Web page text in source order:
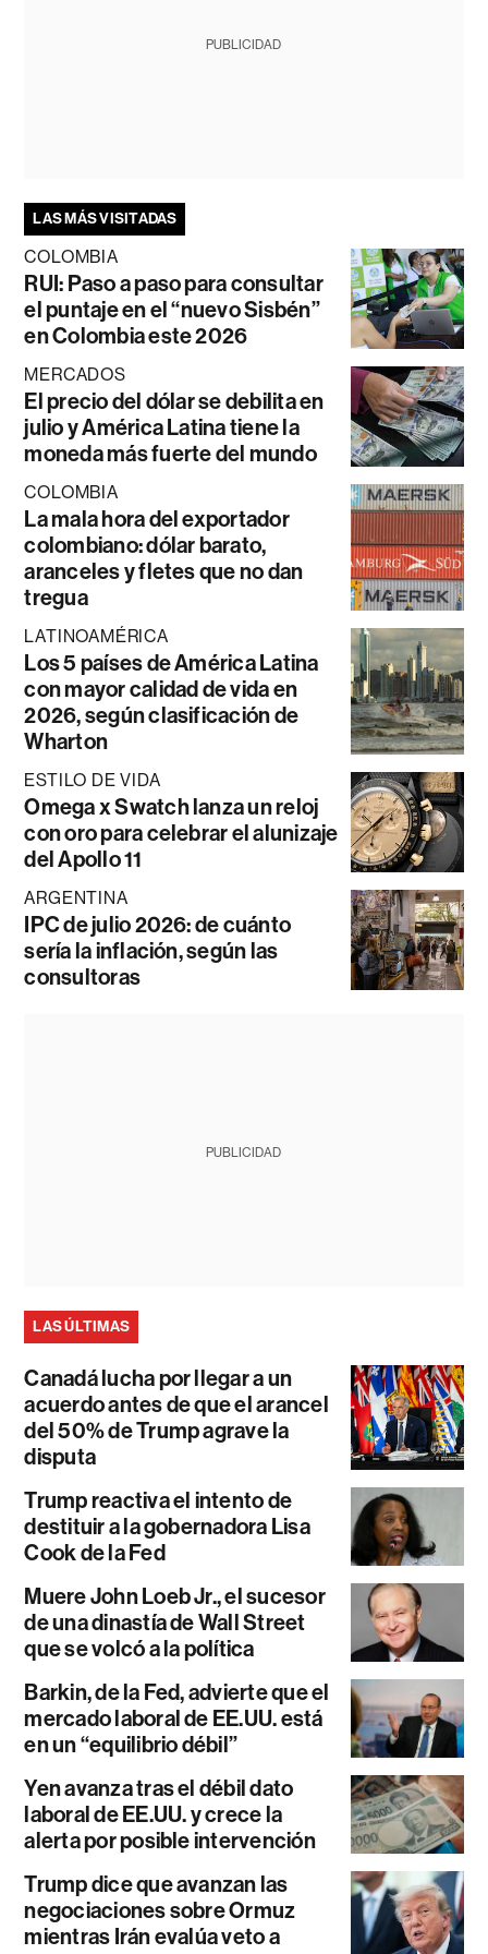
PUBLICIDAD
LAS MÁS VISITADAS
COLOMBIA
RUI: Paso a paso para consultar
el puntaje en el “nuevo Sisbén”
en Colombia este 2026
MERCADOS
El precio del dólar se debilita en
julio y América Latina tiene la
moneda más fuerte del mundo
COLOMBIA
La mala hora del exportador
colombiano: dólar barato,
aranceles y fletes que no dan
tregua
LATINOAMÉRICA
Los 5 países de América Latina
con mayor calidad de vida en
2026, según clasificación de
Wharton
ESTILO DE VIDA
Omega x Swatch lanza un reloj
con oro para celebrar el alunizaje
del Apollo 11
ARGENTINA
IPC de julio 2026: de cuánto
sería la inflación, según las
consultoras
PUBLICIDAD
LAS ÚLTIMAS
Canadá lucha por llegar a un
acuerdo antes de que el arancel
del 50% de Trump agrave la
disputa
Trump reactiva el intento de
destituir a la gobernadora Lisa
Cook de la Fed
Muere John Loeb Jr., el sucesor
de una dinastía de Wall Street
que se volcó a la política
Barkin, de la Fed, advierte que el
mercado laboral de EE.UU. está
en un “equilibrio débil”
Yen avanza tras el débil dato
laboral de EE.UU. y crece la
alerta por posible intervención
Trump dice que avanzan las
negociaciones sobre Ormuz
mientras Irán evalúa veto a